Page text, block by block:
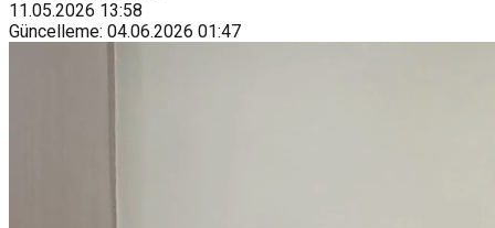
11.05.2026 13:58
Güncelleme: 04.06.2026 01:47